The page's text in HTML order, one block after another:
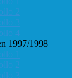
2
3
4
1997/1998
1
2
3